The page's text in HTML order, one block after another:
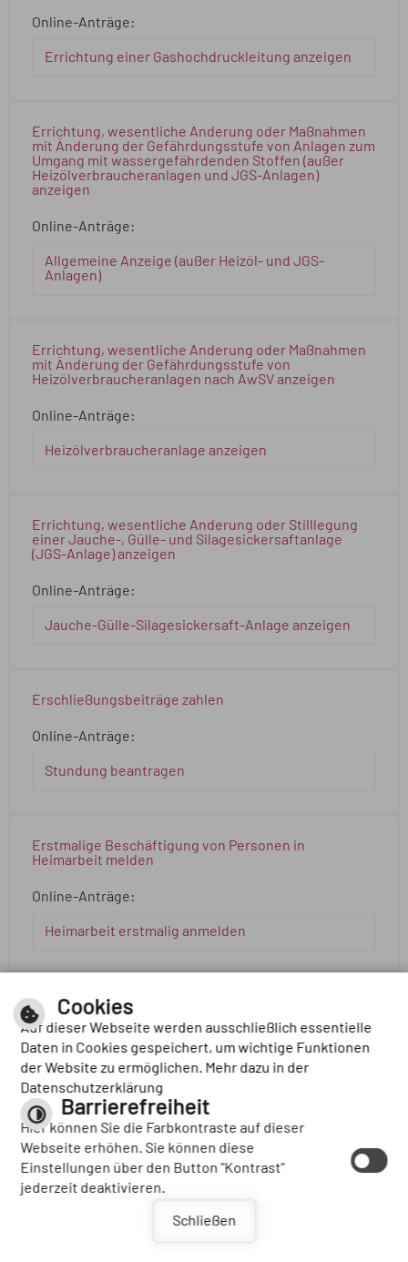
Online-Anträge:
Errichtung einer Gashochdruckleitung anzeigen
Errichtung, wesentliche Änderung oder Maßnahmen
mit Änderung der Gefährdungsstufe von Anlagen zum
Umgang mit wassergefährdenden Stoffen (außer
Heizölverbraucheranlagen und JGS-Anlagen)
anzeigen
Online-Anträge:
Allgemeine Anzeige (außer Heizöl- und JGS-
Anlagen)
Errichtung, wesentliche Änderung oder Maßnahmen
mit Änderung der Gefährdungsstufe von
Heizölverbraucheranlagen nach AwSV anzeigen
Online-Anträge:
Heizölverbraucheranlage anzeigen
Errichtung, wesentliche Änderung oder Stilllegung
einer Jauche-, Gülle- und Silagesickersaftanlage
(JGS-Anlage) anzeigen
Online-Anträge:
Jauche-Gülle-Silagesickersaft-Anlage anzeigen
Erschließungsbeiträge zahlen
Online-Anträge:
Stundung beantragen
Erstmalige Beschäftigung von Personen in
Heimarbeit melden
Online-Anträge:
Heimarbeit erstmalig anmelden
Erwerbsminderungsrente beantragen
Online-Anträge:
Online-Services der Deutschen
Rentenversicherung
Rentenbeginnrechner
Cookies
Auf dieser Webseite werden ausschließlich essentielle
Daten in Cookies gespeichert, um wichtige Funktionen
der Website zu ermöglichen. Mehr dazu in der
Datenschutzerklärung
Barrierefreiheit
Hier können Sie die Farbkontraste auf dieser
Webseite erhöhen. Sie können diese
Einstellungen über den Button "Kontrast"
jederzeit deaktivieren.
Schließen